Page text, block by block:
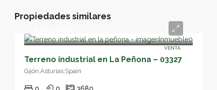
Propiedades similares
VENTA
Terreno industrial en La Peñona – 03327
Gijón,Asturias,Spain